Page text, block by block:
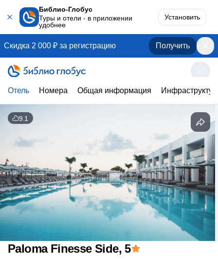
Библио-Глобус
Туры и отели - в приложении
удобнее
Установить
Скидка 2 000 ₽ за регистрацию Получить
Отель Номера Общая информация
Paloma Finesse Side, 5
9.1